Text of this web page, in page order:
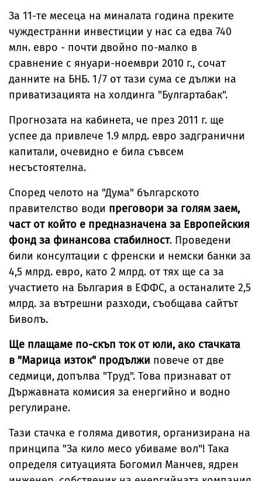
За 11-те месеца на миналата година преките
чуждестранни инвестиции у нас са едва 740
млн. евро - почти двойно по-малко в
сравнение с януари-ноември 2010 г., сочат
данните на БНБ. 1/7 от тази сума се дължи на
приватизацията на холдинга "Булгартабак".
Прогнозата на кабинета, че през 2011 г. ще
успее да привлече 1.9 млрд. евро задгранични
капитали, очевидно е била съвсем
несъстоятелна.
Според челото на "Дума" българското
правителство води преговори за голям заем,
част от който е предназначена за Европейския
фонд за финансова стабилност. Проведени
били консултации с френски и немски банки за
4,5 млрд. евро, като 2 млрд. от тях ще са за
участието на България в ЕФФС, а останалите 2,5
млрд. за вътрешни разходи, съобщава сайтът
Биволъ.
Ще плащаме по-скъп ток от юли, ако стачката
в "Марица изток" продължи повече от две
седмици, допълва "Труд". Това признават от
Държавната комисия за енергийно и водно
регулиране.
Тази стачка е голяма дивотия, организирана на
принципа "За кило месо убиваме вол"! Така
определя ситуацията Богомил Манчев, ядрен